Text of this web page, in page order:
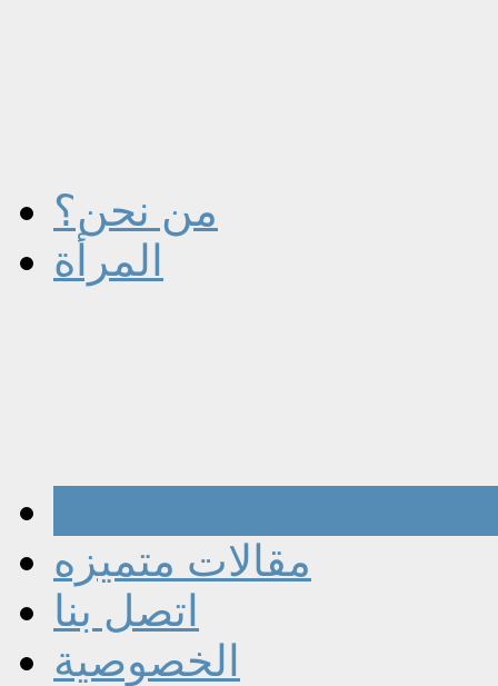
من نحن؟
المرأة
مقالات متميزه
اتصل بنا
الخصوصية